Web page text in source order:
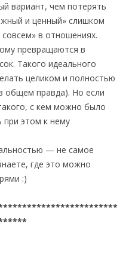
вариант, чем потерять
и ценный» слишком
в отношениях.
превращаются в
Такого идеального
целиком и полностью
общем правда). Но если
с кем можно было
при этом к нему
— не самое
где это можно
:)